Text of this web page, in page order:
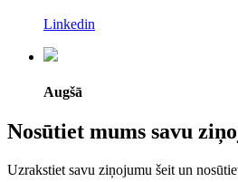
Linkedin
Augšā
Nosūtiet mums savu
Uzrakstiet savu ziņojumu šeit un